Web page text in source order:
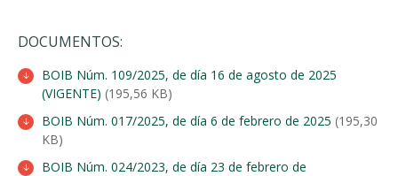
DOCUMENTOS:
BOIB Núm. 109/2025, de día 16 de agosto de 2025
(VIGENTE) (195,56 KB)
BOIB Núm. 017/2025, de día 6 de febrero de 2025 (195,30
KB)
BOIB Núm. 024/2023, de día 23 de febrero de